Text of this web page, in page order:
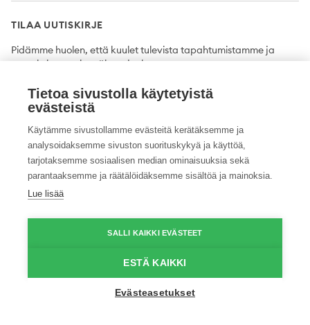
TILAA UUTISKIRJE
Pidämme huolen, että kuulet tulevista tapahtumistamme ja
uutuuksista ensimmäisten joukossa.
Tilaa
Twitter FacebookYouTubeInstagramLinkedIn
© 2026 ProAgria. Kaikki oikeudet pidätetään.
Tietoa sivustolla käytetyistä
evästeistä
Käytämme sivustollamme evästeitä kerätäksemme ja
analysoidaksemme sivuston suorituskykyä ja käyttöä,
tarjotaksemme sosiaalisen median ominaisuuksia sekä
parantaaksemme ja räätälöidäksemme sisältöä ja mainoksia.
Lue lisää
SALLI KAIKKI EVÄSTEET
ESTÄ KAIKKI
Evästeasetukset